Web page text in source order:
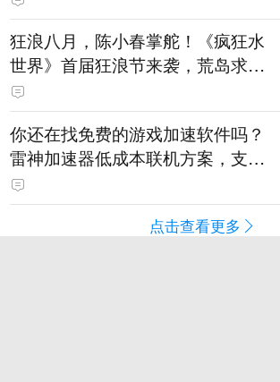
狂浪八月，陈小春掌舵！《疯狂水
世界》首届狂浪节来袭，荒岛求生
直播即将开启
你还在找免费的游戏加速软件吗？
雷神加速器低成本联机方案，支持
免费试用
点击查看更多